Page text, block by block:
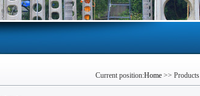
Current position:Home>> Products